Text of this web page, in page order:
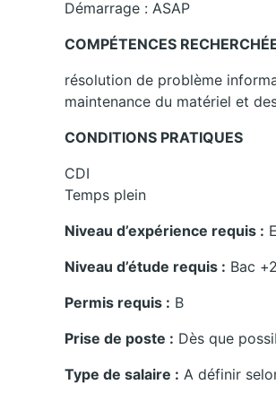
Démarrage : ASAP
COMPÉTENCES
résolution de problème
maintenance du matériel et
CONDITIONS PRATIQUES
CDI
Temps plein
Niveau d’expérience requis :
Niveau d’étude requis : Bac
Permis requis : B
Prise de poste : Dès que
Type de salaire : A définir